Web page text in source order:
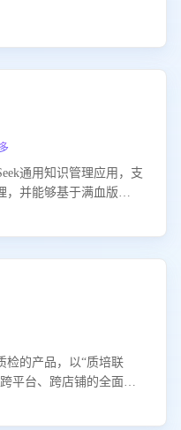
通用知识管理应用，支
，并能够基于满血版
识资源。通过该产品，
检的产品，以“质培联
平台、跨店铺的全面、